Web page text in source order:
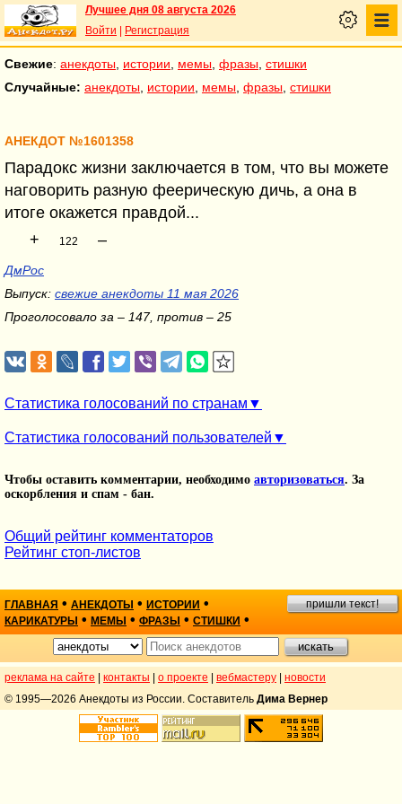
Лучшее дня 08 августа 2026
Войти
Регистрация
Свежие: анекдоты истории мемы фразы стишки
Случайные: анекдоты истории мемы фразы стишки
АНЕКДОТ №1601358
Парадокс жизни заключается в том, что вы можете
наговорить разную феерическую дичь, а она в
итоге окажется правдой...
+
122 –
ДмРос
Выпуск: свежие анекдоты 11 мая 2026
Проголосовало за – 147, против – 25
Статистика голосований по странам
Статистика голосований пользователей
Чтобы оставить комментарии, необходимо авторизоваться. За
оскорбления и спам - бан.
Общий рейтинг комментаторов
Рейтинг стоп-листов
ГЛАВНАЯ • АНЕКДОТЫ • ИСТОРИИ •
КАРИКАТУРЫ • МЕМЫ • ФРАЗЫ • СТИШКИ •
пришли текст!
реклама на сайте контакты о проекте вебмастеру
новости
© 1995—2026 Анекдоты из России. Составитель Дима Вернер